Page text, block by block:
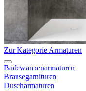
Zur Kategorie Armaturen
Badewannenarmaturen
Brausegarnituren
Duscharmaturen